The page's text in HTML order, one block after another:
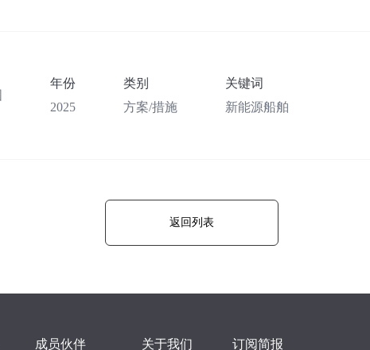
年份
2025
类别
方案/措施
关键词
新能源船舶
返回列表
成员伙伴 关于我们 订阅简报